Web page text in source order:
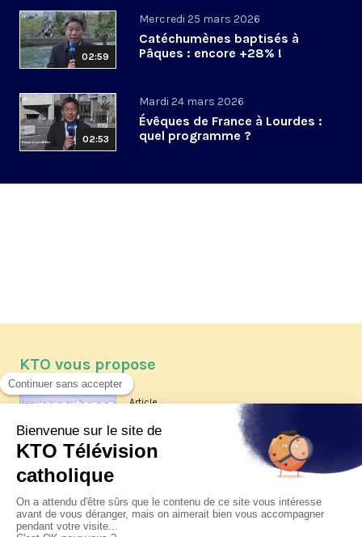
02:59
Mercredi 25 mars 2026
Catéchumènes baptisés à
Pâques : encore +28% !
02:53
Mardi 24 mars 2026
Évêques de France à Lourdes :
quel programme ?
KTO vous propose
Article
Les reportages d'été 2026 de KTO
La visite pastorale du pape Léon
XIV à Assise à suivre sur KTO le
jeudi 6 août